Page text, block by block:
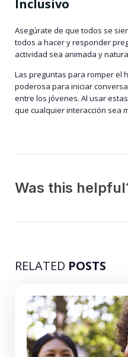
Inclusivo
Asegúrate de que todos se
todos a hacer y responder
actividad sea animada y
Las preguntas para romper el
poderosa para iniciar
entre los jóvenes. Al usar
que cualquier interacción sea
Was this
RELATED POSTS